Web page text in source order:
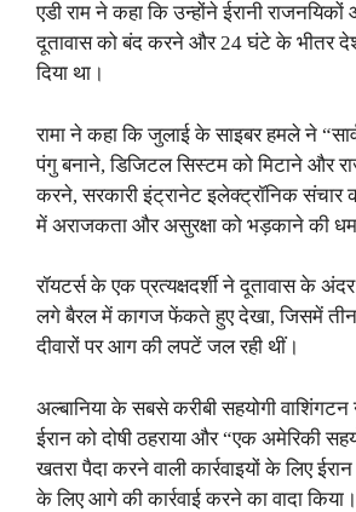
एडी राम ने कहा कि उन्होंने ईरानी राजनयिकों
दूतावास को बंद करने और 24 घंटे के भीतर
दिया था।
रामा ने कहा कि जुलाई के साइबर हमले ने
पंगु बनाने, डिजिटल सिस्टम को मिटाने और
करने, सरकारी इंट्रानेट इलेक्ट्रॉनिक संचार
में अराजकता और असुरक्षा को भड़काने की
रॉयटर्स के एक प्रत्यक्षदर्शी ने दूतावास के
लगे बैरल में कागज फेंकते हुए देखा, जिसमें तीन
दीवारों पर आग की लपटें जल रही थीं।
अल्बानिया के सबसे करीबी सहयोगी
ईरान को दोषी ठहराया और “एक अमेरिकी
खतरा पैदा करने वाली कार्रवाइयों के लिए
के लिए आगे की कार्रवाई करने का वादा